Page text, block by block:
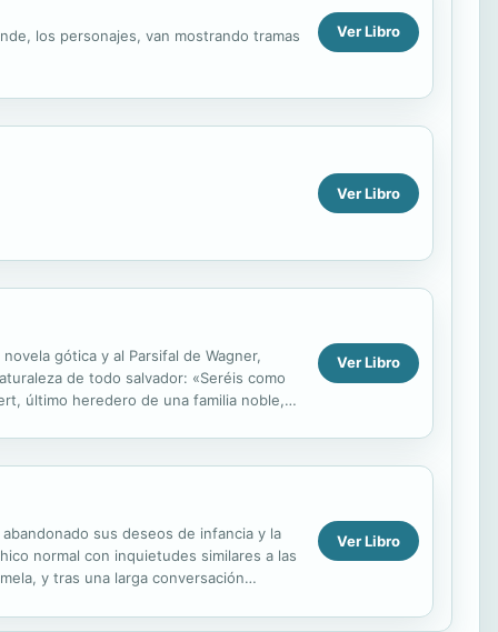
los personajes, van mostrando tramas Ver Libro
Ver Libro
gótica y al Parsifal de Wagner,
de todo salvador: «Seréis como
último heredero de una familia noble,
Ver Libro
sus deseos de infancia y la
normal con inquietudes similares a las
y tras una larga conversación
Ver Libro